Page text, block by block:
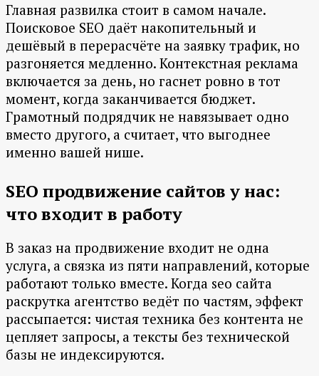
Главная развилка стоит в самом начале.
Поисковое SEO даёт накопительный и
дешёвый в перерасчёте на заявку трафик, но
разгоняется медленно. Контекстная реклама
включается за день, но гаснет ровно в тот
момент, когда заканчивается бюджет.
Грамотный подрядчик не навязывает одно
вместо другого, а считает, что выгоднее
именно вашей нише.
SEO продвижение сайтов у нас:
что входит в работу
В заказ на продвижение входит не одна
услуга, а связка из пяти направлений, которые
работают только вместе. Когда seo сайта
раскрутка агентство ведёт по частям, эффект
рассыпается: чистая техника без контента не
цепляет запросы, а тексты без технической
базы не индексируются.